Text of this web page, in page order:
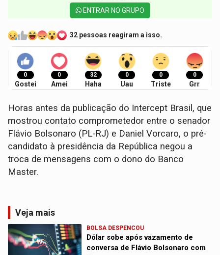
ENTRAR NO GRUPO
32 pessoas reagiram a isso.
0
Gostei
0
Amei
32
Haha
0
Uau
0
Triste
0
Grr
Horas antes da publicação do Intercept Brasil, que
mostrou contato comprometedor entre o senador
Flávio Bolsonaro (PL-RJ) e Daniel Vorcaro, o pré-
candidato à presidência da República negou a
troca de mensagens com o dono do Banco
Master.
Veja mais
BOLSA DESPENCOU
Dólar sobe após vazamento de
conversa de Flávio Bolsonaro com